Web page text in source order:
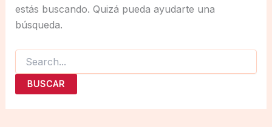
estás buscando. Quizá pueda ayudarte una
búsqueda.
Buscar
por: